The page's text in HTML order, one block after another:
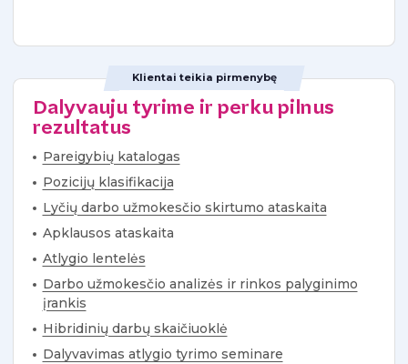
Klientai teikia pirmenybę
Dalyvauju tyrime ir perku pilnus
rezultatus
Pareigybių katalogas
Pozicijų klasifikacija
Lyčių darbo užmokesčio skirtumo ataskaita
Apklausos ataskaita
Atlygio lentelės
Darbo užmokesčio analizės ir rinkos palyginimo
įrankis
Hibridinių darbų skaičiuoklė
Dalyvavimas atlygio tyrimo seminare